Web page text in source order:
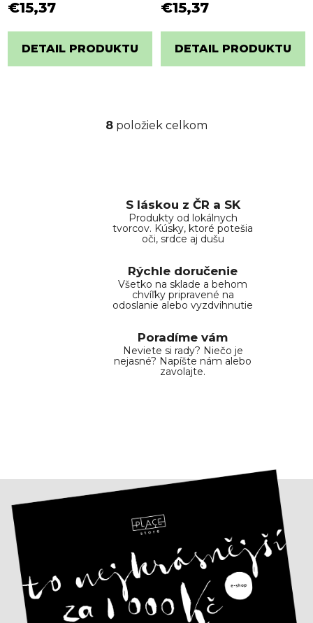
€15,37
DETAIL PRODUKTU
€15,37
DETAIL PRODUKTU
O
a
c
i
p
r
v
y
v
ý
p
8 položiek celkom
S láskou z ČR a SK
Produkty od lokálnych
tvorcov. Kúsky, ktoré potešia
oči, srdce aj dušu
Rýchle doručenie
Všetko na sklade a behom
chvíľky pripravené na
odoslanie alebo vyzdvihnutie
Poradíme vám
Neviete si rady? Niečo je
nejasné? Napíšte nám alebo
zavolajte.